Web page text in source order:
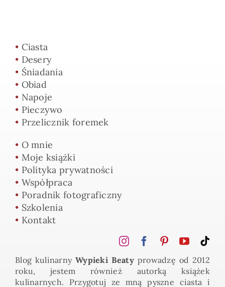
• Ciasta
• Desery
• Śniadania
• Obiad
• Napoje
• Pieczywo
• Przelicznik foremek
• O mnie
• Moje książki
• Polityka prywatności
• Współpraca
• Poradnik fotograficzny
• Szkolenia
• Kontakt
Blog kulinarny Wypieki Beaty prowadzę od 2012
roku, jestem również autorką książek
kulinarnych. Przygotuj ze mną pyszne ciasta i